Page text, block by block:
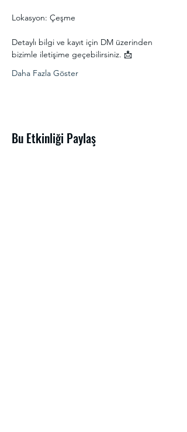
Lokasyon: Çeşme
Detaylı bilgi ve kayıt için DM üzerinden
bizimle iletişime geçebilirsiniz. 📩
Daha Fazla Göster
Bu Etkinliği Paylaş